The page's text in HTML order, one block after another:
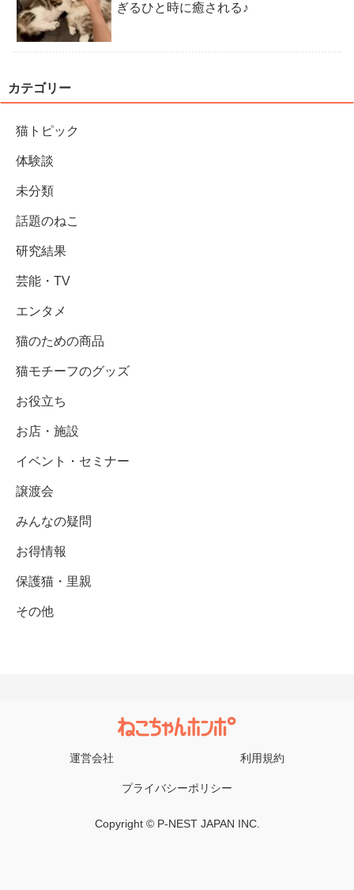
ぎるひと時に癒される♪
カテゴリー
猫トピック
体験談
未分類
話題のねこ
研究結果
芸能・TV
エンタメ
猫のための商品
猫モチーフのグッズ
お役立ち
お店・施設
イベント・セミナー
譲渡会
みんなの疑問
お得情報
保護猫・里親
その他
運営会社 利用規約
プライバシーポリシー
Copyright © P-NEST JAPAN INC.